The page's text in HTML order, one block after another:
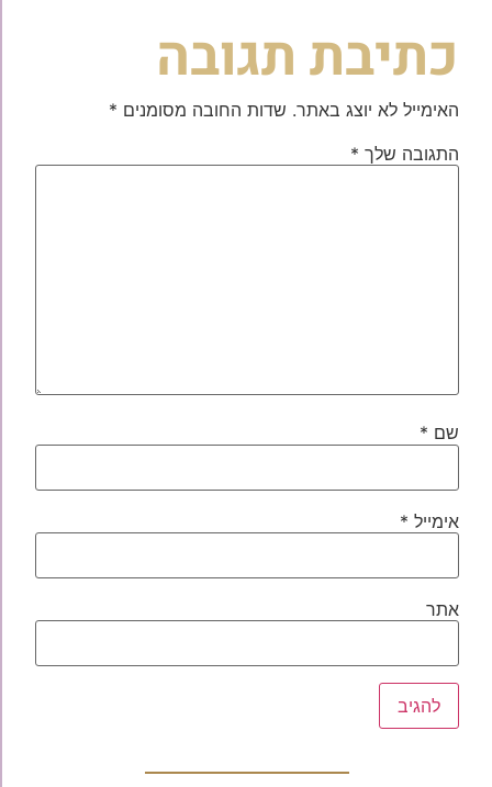
כתיבת תגובה
האימייל לא יוצג באתר. שדות החובה מסומנים *
התגובה שלך *
שם *
אימייל *
אתר